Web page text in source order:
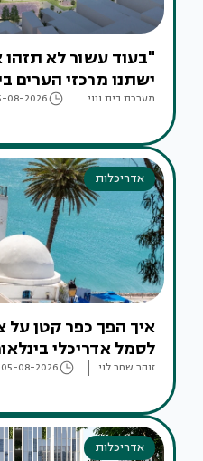
"בעוד עשור לא
ישתנו מרכזי הערים
מערכת בית ונוי 08-2026
אדריכלות
איך הפך כפר קטן על
לסמל אדריכלי
זוהר שחר לוי 05-08-2026
אדריכלות